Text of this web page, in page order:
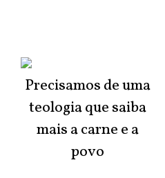
Precisamos de uma
teologia que saiba
mais a carne e a
povo